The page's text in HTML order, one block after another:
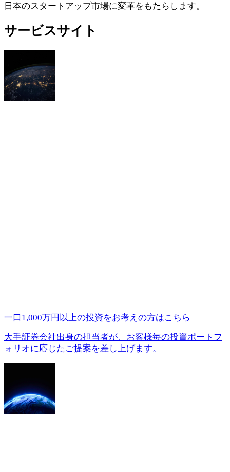
日本のスタートアップ市場に変革をもたらします。
サービスサイト
一口1,000万円以上の投資をお考えの方はこちら
大手証券会社出身の担当者が、お客様毎の投資ポートフ
ォリオに応じたご提案を差し上げます。